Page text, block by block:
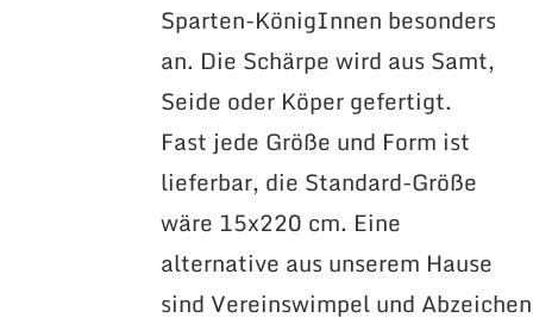
Sparten-KönigInnen besonders
an. Die Schärpe wird aus Samt,
Seide oder Köper gefertigt.
Fast jede Größe und Form ist
lieferbar, die Standard-Größe
wäre 15x220 cm. Eine
alternative aus unserem Hause
sind Vereinswimpel und